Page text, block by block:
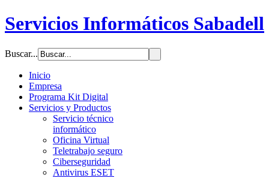
Servicios Informáticos Sabadell
Buscar...
Inicio
Empresa
Programa Kit Digital
Servicios y Productos
Servicio técnico
informático
Oficina Virtual
Teletrabajo seguro
Ciberseguridad
Antivirus ESET